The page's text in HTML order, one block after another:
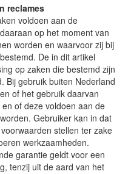
reclames
voldoen aan de
op het moment van
worden en waarvoor zij bij
De in dit artikel
op zaken die bestemd zijn
Bij gebruik buiten Nederland
of het gebruik daarvan
of deze voldoen aan de
Gebruiker kan in dat
stellen ter zake
werkzaamheden.
garantie geldt voor een
tenzij uit de aard van het